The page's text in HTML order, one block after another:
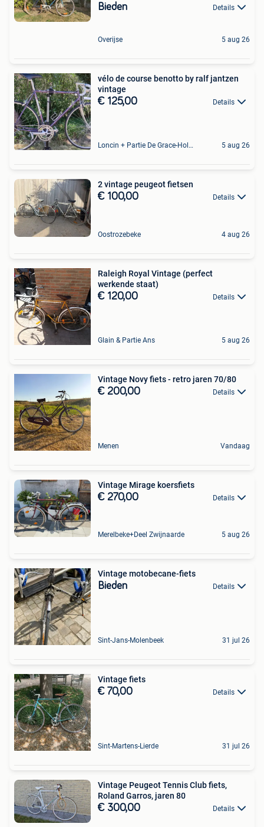
Bieden Details
Overijse 5 aug 26
vélo de course benotto by ralf jantzen
vintage
€ 125,00 Details
Loncin + Partie De Grace-Hollogne 5 aug 26
2 vintage peugeot fietsen
€ 100,00 Details
Oostrozebeke 4 aug 26
Raleigh Royal Vintage (perfect
werkende staat)
€ 120,00 Details
Glain & Partie Ans 5 aug 26
Vintage Novy fiets - retro jaren 70/80
€ 200,00 Details
Menen Vandaag
Vintage Mirage koersfiets
€ 270,00 Details
Merelbeke+Deel Zwijnaarde 5 aug 26
Vintage motobecane-fiets
Bieden Details
Sint-Jans-Molenbeek 31 jul 26
Vintage fiets
€ 70,00 Details
Sint-Martens-Lierde 31 jul 26
Vintage Peugeot Tennis Club fiets,
Roland Garros, jaren 80
€ 300,00 Details